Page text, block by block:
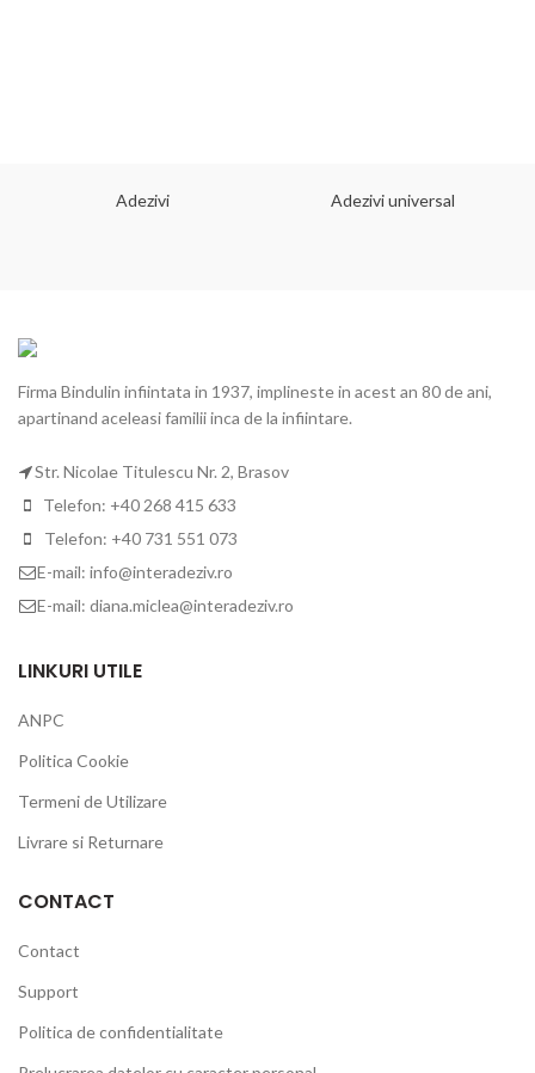
Adezivi Adezivi universal
Firma Bindulin infiintata in 1937, implineste in acest an 80 de ani,
apartinand aceleasi familii inca de la infiintare.
Str. Nicolae Titulescu Nr. 2, Brasov
Telefon: +40 268 415 633
Telefon: +40 731 551 073
E-mail: info@interadeziv.ro
E-mail: diana.miclea@interadeziv.ro
LINKURI UTILE
ANPC
Politica Cookie
Termeni de Utilizare
Livrare si Returnare
CONTACT
Contact
Support
Politica de confidentialitate